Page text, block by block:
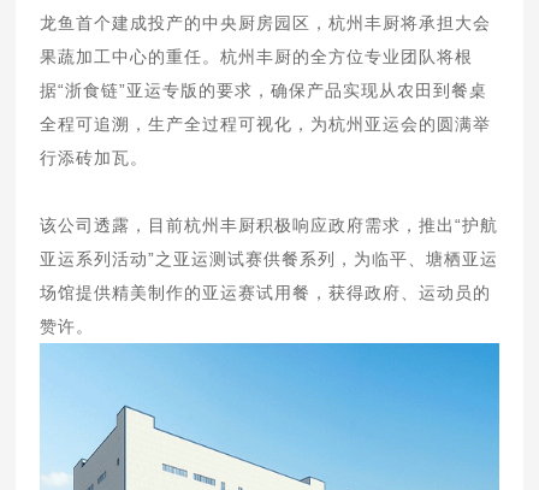
龙鱼首个建成投产的中央厨房园区，杭州丰厨将承担大会
果蔬加工中心的重任。杭州丰厨的全方位专业团队将根
据“浙食链”亚运专版的要求，确保产品实现从农田到餐桌
全程可追溯，生产全过程可视化，为杭州亚运会的圆满举
行添砖加瓦。
该公司透露，目前杭州丰厨积极响应政府需求，推出“护航
亚运系列活动”之亚运测试赛供餐系列，为临平、塘栖亚运
场馆提供精美制作的亚运赛试用餐，获得政府、运动员的
赞许。